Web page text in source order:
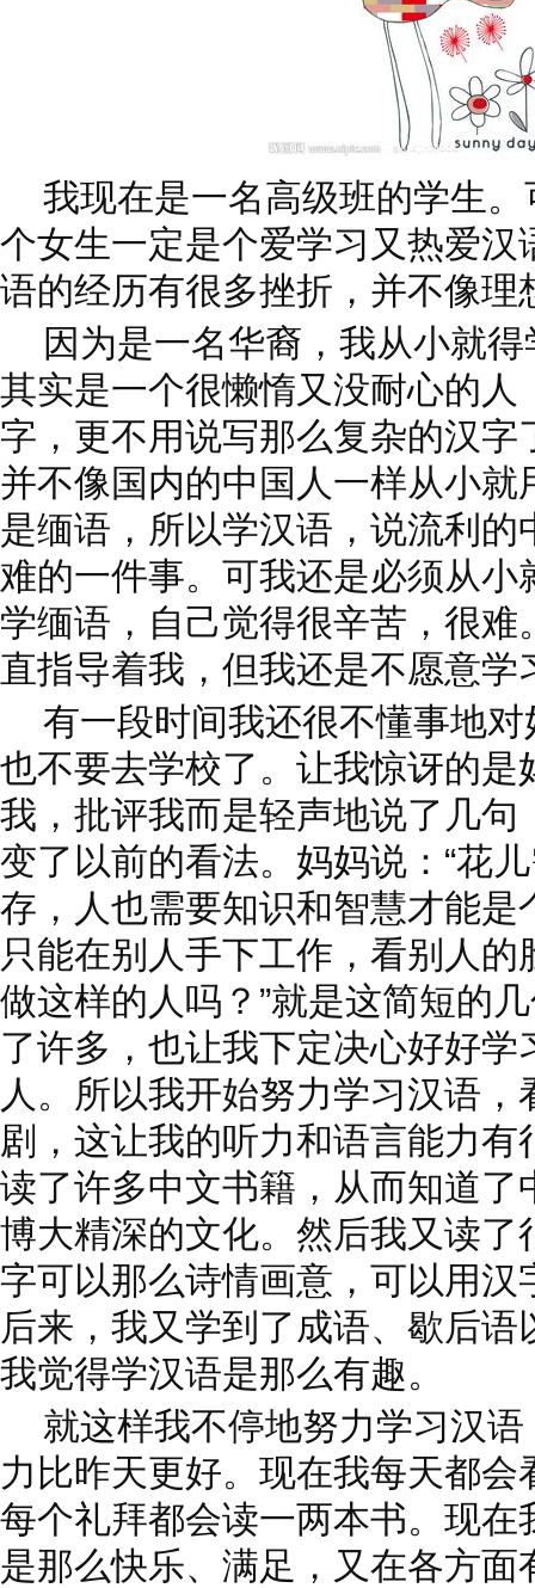
我现在是一名高级班的学生。
个女生一定是个爱学习又热爱汉
语的经历有很多挫折，并不像理
因为是一名华裔，我从小就得
其实是一个很懒惰又没耐心的人
字，更不用说写那么复杂的汉
并不像国内的中国人一样从小
是缅语，所以学汉语，说流利
难的一件事。可我还是必须从
学缅语，自己觉得很辛苦，很
直指导着我，但我还是不愿意学
有一段时间我还很不懂事地对
也不要去学校了。让我惊讶的是
我，批评我而是轻声地说了几句
变了以前的看法。妈妈说：“花
存，人也需要知识和智慧才能是
只能在别人手下工作，看别人
做这样的人吗？”就是这简短的
了许多，也让我下定决心好好
人。所以我开始努力学习汉语
剧，这让我的听力和语言能力
读了许多中文书籍，从而知道了
博大精深的文化。然后我又读了
字可以那么诗情画意，可以用
后来，我又学到了成语、歇后
我觉得学汉语是那么有趣。
就这样我不停地努力学习汉语
力比昨天更好。现在我每天都
每个礼拜都会读一两本书。现在
是那么快乐、满足，又在各方